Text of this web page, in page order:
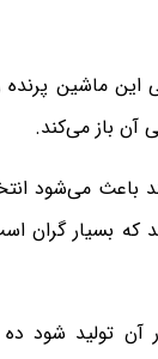
ماشین پرنده
آن باز می‌کند.
می‌شود
که بسیار گران
آن تولید شود